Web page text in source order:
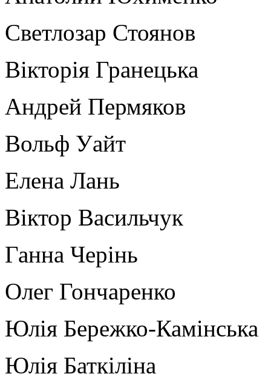
Светлозар Стоянов
Вікторія Гранецька
Андрей Пермяков
Вольф Уайт
Елена Лань
Віктор Васильчук
Ганна Черінь
Олег Гончаренко
Юлія Бережко-Камінська
Юлія Баткіліна